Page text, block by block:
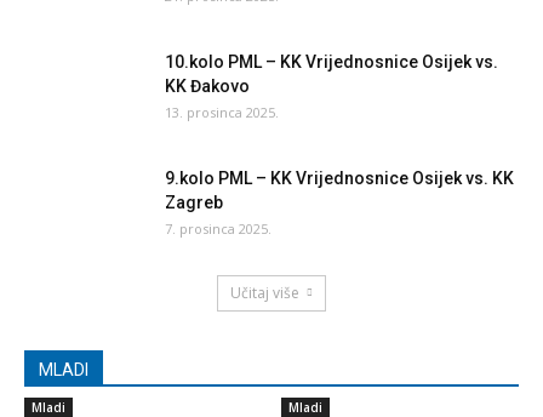
10.kolo PML – KK Vrijednosnice Osijek vs.
KK Đakovo
13. prosinca 2025.
9.kolo PML – KK Vrijednosnice Osijek vs. KK
Zagreb
7. prosinca 2025.
Učitaj više
MLADI
Mladi Mladi